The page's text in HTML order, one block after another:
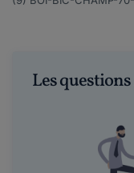
Les